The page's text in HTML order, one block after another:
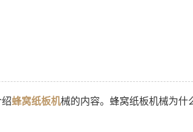
蜂窝纸板机械的内容。蜂窝纸板机械为什